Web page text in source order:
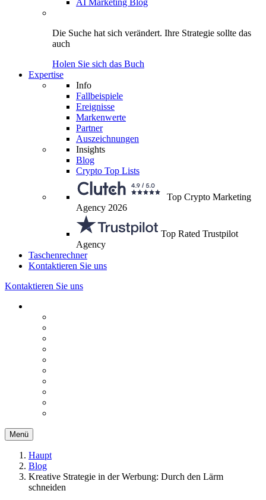
AI Marketing Blog
Die Suche hat sich verändert. Ihre Strategie sollte das
auch
Holen Sie sich das Buch
Expertise
Info
Fallbeispiele
Ereignisse
Markenwerte
Partner
Auszeichnungen
Insights
Blog
Crypto Top Lists
Top Crypto Marketing
Agency 2026
Top Rated Trustpilot
Agency
Taschenrechner
Kontaktieren Sie uns
Kontaktieren Sie uns
Menü
Haupt
Blog
Kreative Strategie in der Werbung: Durch den Lärm
schneiden